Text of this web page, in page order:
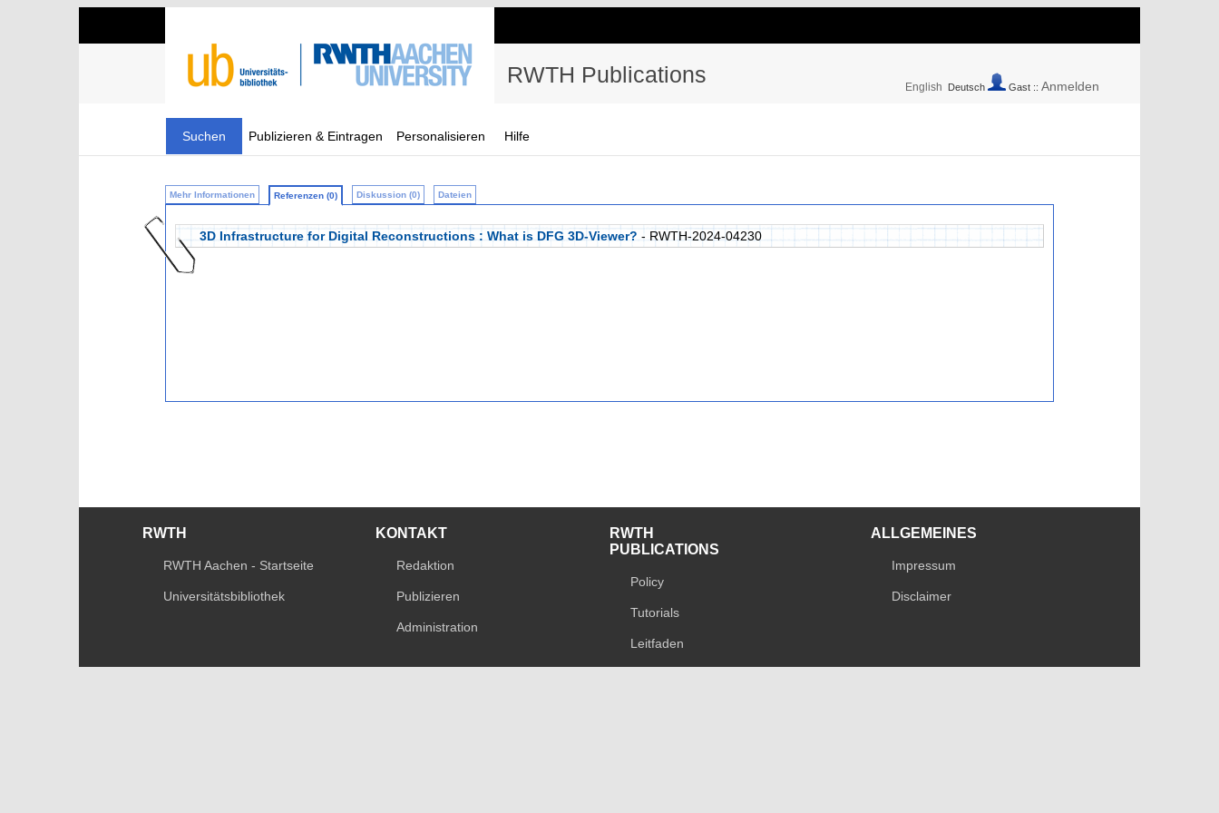
RWTH Publications English Deutsch Gast :: Anmelden
Suchen Publizieren & Eintragen Personalisieren Hilfe
Mehr Informationen Referenzen (0) Diskussion (0) Dateien
3D Infrastructure for Digital Reconstructions : What is DFG 3D-Viewer? - RWTH-2024-04230
RWTH
RWTH Aachen - Startseite
Universitätsbibliothek
KONTAKT
Redaktion
Publizieren
Administration
RWTH
PUBLICATIONS
Policy
Tutorials
Leitfaden
ALLGEMEINES
Impressum
Disclaimer